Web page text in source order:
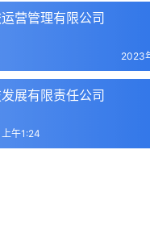
营管理有限公司
2023
展有限责任公司
午1:24